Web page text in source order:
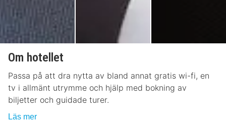
Om hotellet
Passa på att dra nytta av bland annat gratis wi-fi, en
tv i allmänt utrymme och hjälp med bokning av
biljetter och guidade turer.
Läs mer